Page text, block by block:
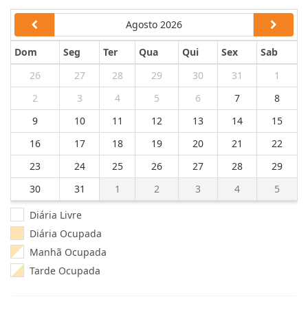
Agosto 2026
Dom Seg Ter Qua Qui Sex
Sab
26
27 28 29 30 31
1
2
3 4 5 6 7
8
9
10 11 12 13 14
15
16
17 18 19 20 21
22
23
24 25 26 27 28
29
30
31 1 2 3 4
5
Diária Livre
Diária Ocupada
Manhã Ocupada
Tarde Ocupada